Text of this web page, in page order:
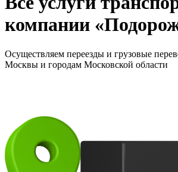
компании
Осуществляем переезды и грузовые
Москвы и городам Московской области